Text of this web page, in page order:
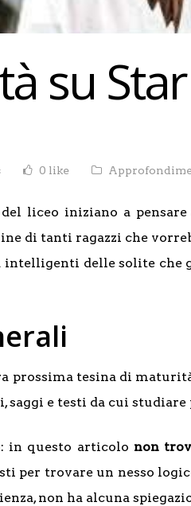
su
0 like
liceo iniziano a
di tanti ragazzi che
delle solite
tesina di
saggi e testi da cui
in questo articolo non
per trovare un nesso
non ha alcuna